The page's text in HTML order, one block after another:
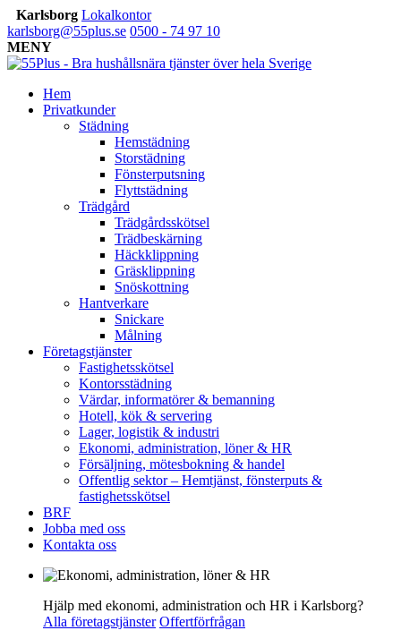
Karlsborg Lokalkontor
karlsborg@55plus.se 0500 - 74 97 10
MENY
Hem
Privatkunder
Städning
Hemstädning
Storstädning
Fönsterputsning
Flyttstädning
Trädgård
Trädgårdsskötsel
Trädbeskärning
Häckklippning
Gräsklippning
Snöskottning
Hantverkare
Snickare
Målning
Företagstjänster
Fastighetsskötsel
Kontorsstädning
Värdar, informatörer & bemanning
Hotell, kök & servering
Lager, logistik & industri
Ekonomi, administration, löner & HR
Försäljning, mötesbokning & handel
Offentlig sektor – Hemtjänst, fönsterputs &
fastighetsskötsel
BRF
Jobba med oss
Kontakta oss
Hjälp med ekonomi, administration och HR i Karlsborg?
Alla företagstjänster Offertförfrågan